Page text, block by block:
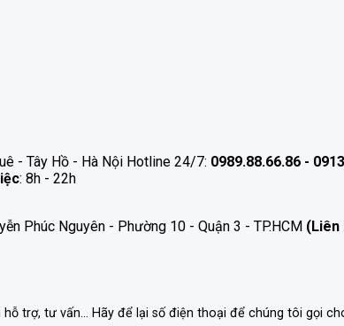
- Tây Hồ - Hà Nội Hotline 24/7: 0989.88.66.86 -
: 8h - 22h
Phúc Nguyên - Phường 10 - Quận 3 - TP.HCM (Liên
hỗ trợ, tư vấn... Hãy để lại số điện thoại để chúng tôi gọi